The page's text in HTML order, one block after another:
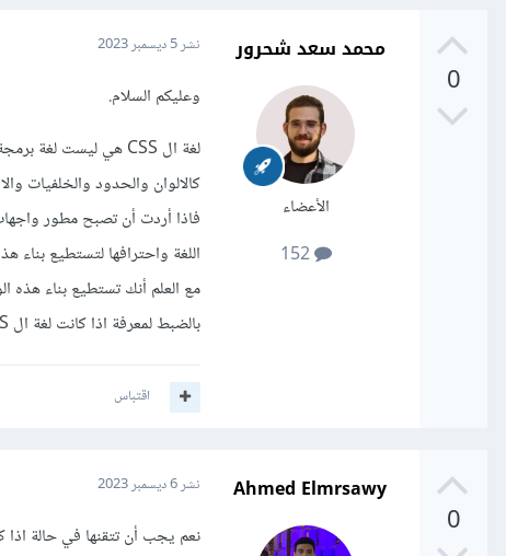
0
محمد سعد شحرور
الأعضاء
152
نشر5 ديسمبر 2023
وعليكم السلام.
كالالوان والحدود والخلفيات
اللغة واحترافها لتستطيع بناء
بالضبط لمعرفة اذا كانت لغة ال CSS ضرورية لك.
اقتباس
0
Ahmed Elmrsawy نشر6 ديسمبر 2023